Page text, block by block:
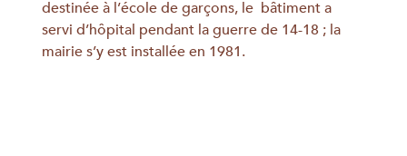
destinée à l’école de garçons, le bâtiment a
servi d’hôpital pendant la guerre de 14-18 ; la
mairie s’y est installée en 1981.